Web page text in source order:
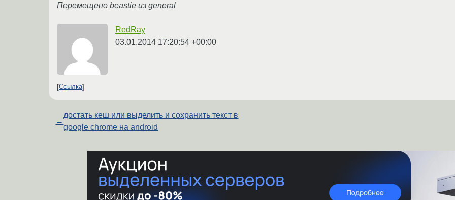
Перемещено beastie из general
RedRay
03.01.2014 17:20:54 +00:00
Ссылка
←
достать кеш или выделить и сохранить текст в
google chrome на android